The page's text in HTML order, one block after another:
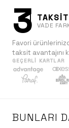
3 TAKSİT
VADE
Favori
taksit avantajını
GEÇERLI KARTLAR
BUNLARI